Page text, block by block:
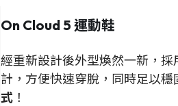
On Cloud 5 運動鞋
經重新設計後外型煥然一新，
計，方便快速穿脫，同時足以
式！